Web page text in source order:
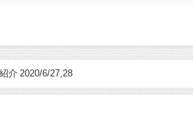
介 2020/6/27,28